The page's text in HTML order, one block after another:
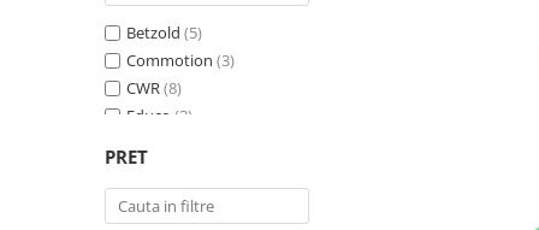
Camere Senzoriale
Amenajări camere senzoriale
Echipamente camere senzoriale
Oferte pentru Camere Senzoriale
Instrumente muzicale
Betzold (5)
Commotion (3)
CWR(8)
Educo (3)
goki
Gonge (1)
PRET